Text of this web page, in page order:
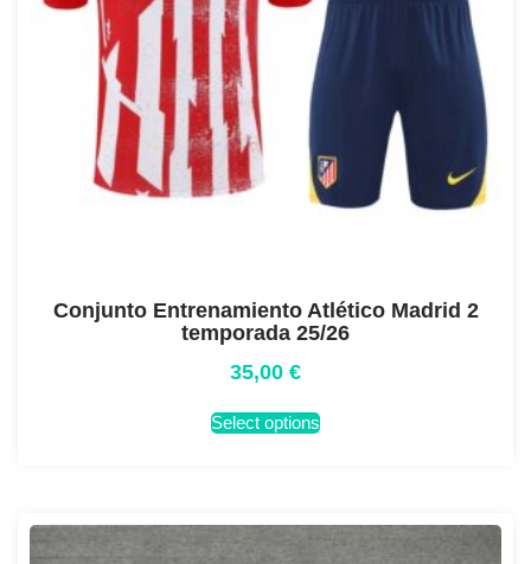
Conjunto Entrenamiento Atlético Madrid 2
temporada 25/26
35,00 €
Select options